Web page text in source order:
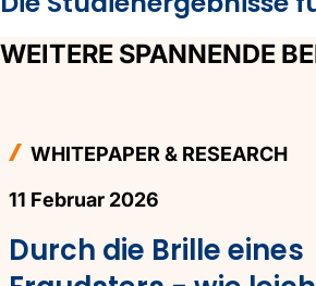
WEITERE SPANNENDE
WHITEPAPER & RESEARCH
11 Februar 2026
Durch die Brille eines